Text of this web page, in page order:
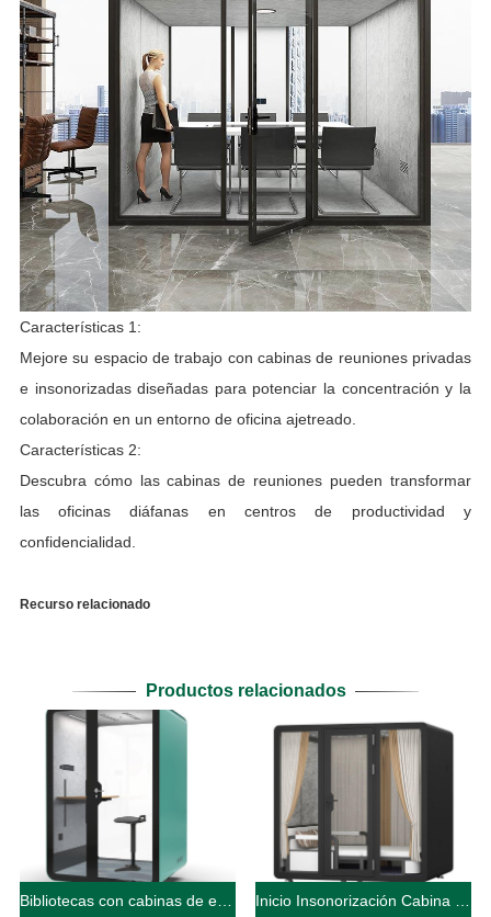
Características 1:
Mejore su espacio de trabajo con cabinas de reuniones privadas
e insonorizadas diseñadas para potenciar la concentración y la
colaboración en un entorno de oficina ajetreado.
Características 2:
Descubra cómo las cabinas de reuniones pueden transformar
las oficinas diáfanas en centros de productividad y
confidencialidad.
Recurso relacionado
Productos relacionados
Bibliotecas con cabinas de estudio cerradas y silenciosas Inicio Insonorización Cabina Dormitorio